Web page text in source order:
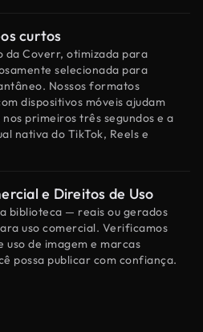
curtos
da Coverr, otimizada para
selecionada para
Nossos formatos
dispositivos móveis ajudam
primeiros três segundos e a
nativa do TikTok, Reels e
e Direitos de Uso
biblioteca — reais ou gerados
uso comercial. Verificamos
uso de imagem e marcas
possa publicar com confiança.